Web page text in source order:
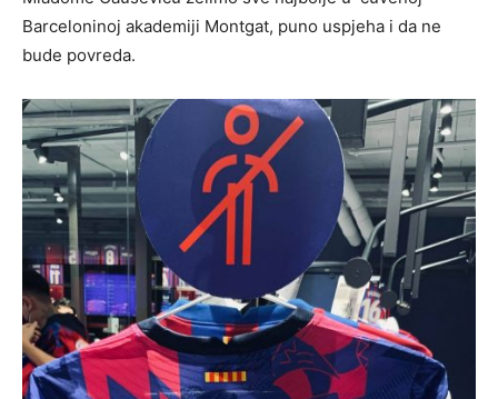
Barceloninoj akademiji Montgat, puno uspjeha i da ne
bude povreda.